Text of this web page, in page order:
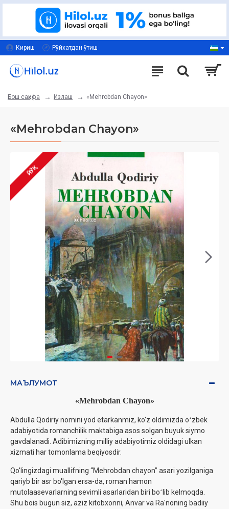
Кириш Рўйхатдан ўтиш
Бош саҳифа Излаш «Mehrobdan Chayon»
«Mehrobdan Chayon»
ЙЎҚ
МАЪЛУМОТ
«Mehrobdan Chayon»
Abdulla Qodiriy nomini yod etarkanmiz, ko'z oldimizda oʻzbek
adabiyotida romanchilik maktabiga asos solgan buyuk siymo
gavdalanadi. Adibimizning milliy adabiyotimiz oldidagi ulkan
xizmati har tomonlama beqiyosdir.
Qo'lingizdagi muallifning “Mehrobdan chayon” asari yozilganiga
qariyb bir asr bo'lgan ersa-da, roman hamon
mutolaasevarlarning sevimli asarlaridan biri boʻlib kelmoqda.
Shu bois bugun siz, aziz kitobxonni, Anvar va Ra'noning badiiy